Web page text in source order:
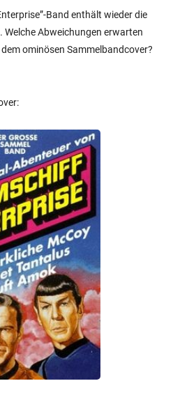
Band enthält wieder die
Abweichungen erwarten
ominösen Sammelbandcover?